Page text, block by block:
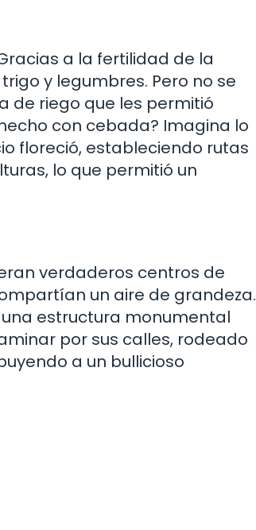
a la fertilidad de la
y legumbres. Pero no se
de riego que les permitió
con cebada? Imagina lo
floreció, estableciendo rutas
lo que permitió un
verdaderos centros de
un aire de grandeza.
estructura monumental
por sus calles, rodeado
a un bullicioso